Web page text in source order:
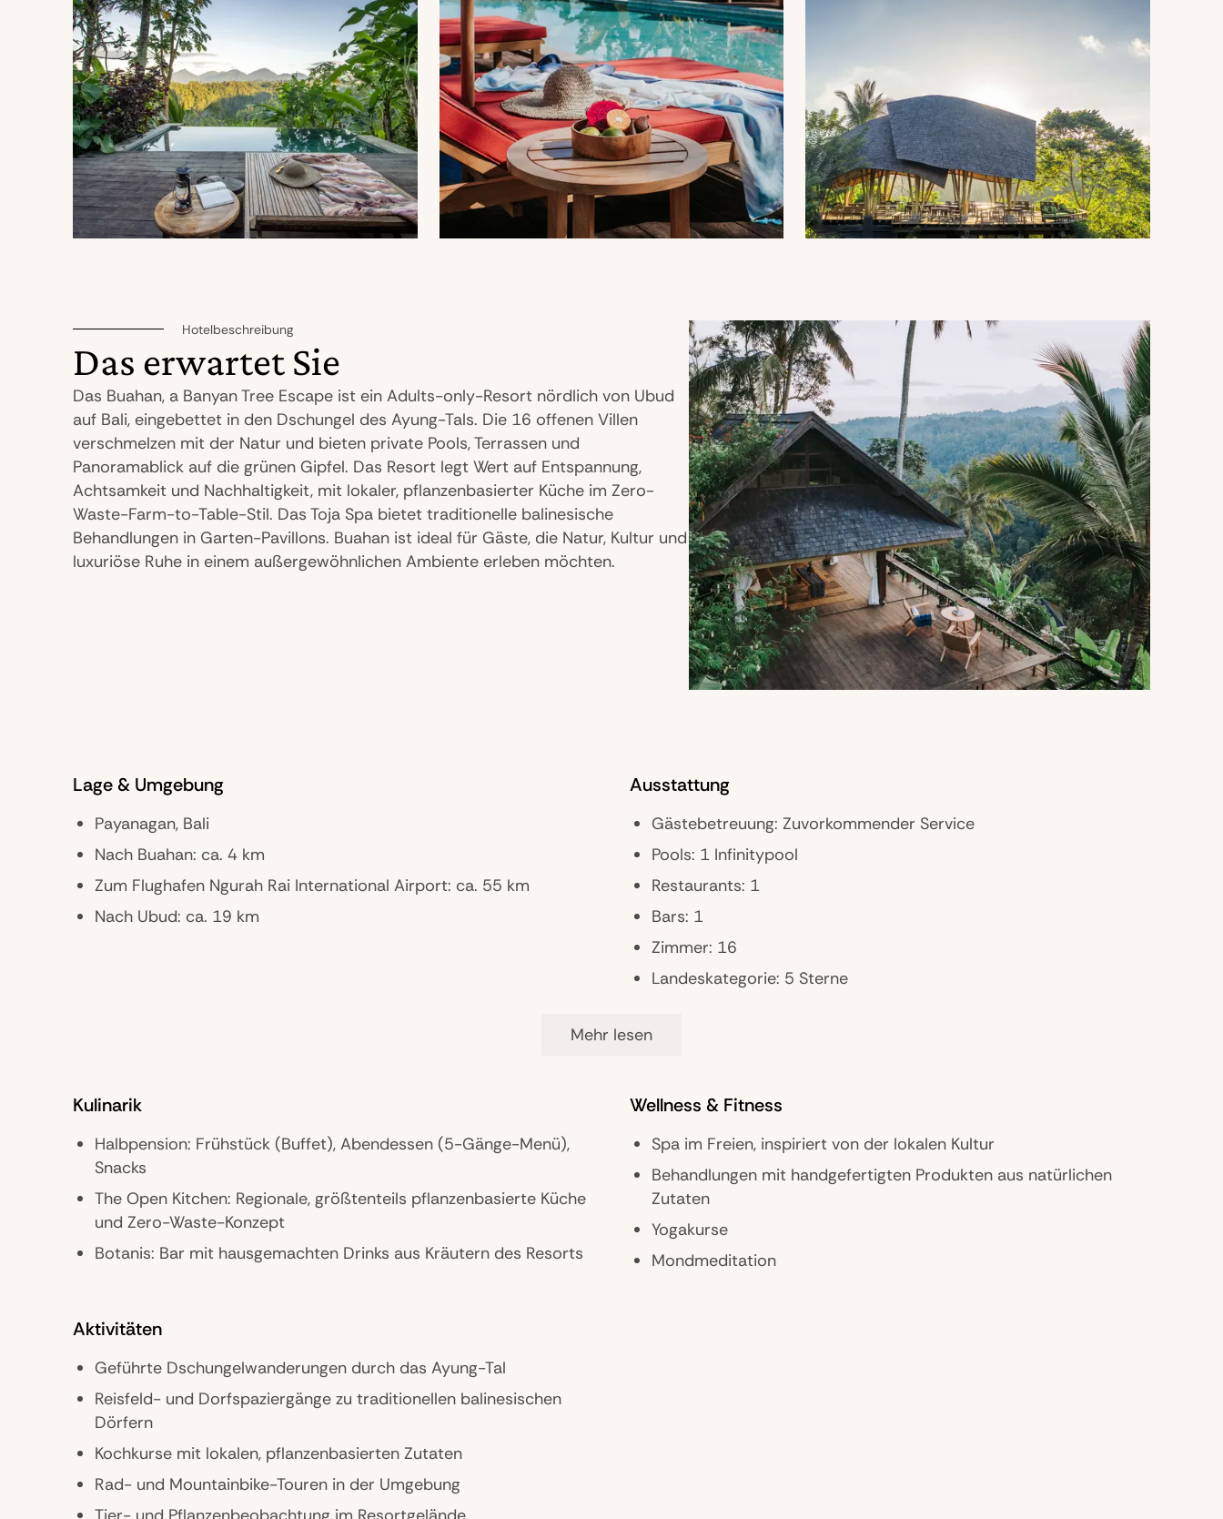
Hotelbeschreibung
Das erwartet Sie
Das Buahan, a Banyan Tree Escape ist ein Adults-only-Resort nördlich von Ubud
auf Bali, eingebettet in den Dschungel des Ayung-Tals. Die 16 offenen Villen
verschmelzen mit der Natur und bieten private Pools, Terrassen und
Panoramablick auf die grünen Gipfel. Das Resort legt Wert auf Entspannung,
Achtsamkeit und Nachhaltigkeit, mit lokaler, pflanzenbasierter Küche im Zero-
Waste-Farm-to-Table-Stil. Das Toja Spa bietet traditionelle balinesische
Behandlungen in Garten-Pavillons. Buahan ist ideal für Gäste, die Natur, Kultur und
luxuriöse Ruhe in einem außergewöhnlichen Ambiente erleben möchten.
Lage & Umgebung
Payanagan, Bali
Nach Buahan: ca. 4 km
Zum Flughafen Ngurah Rai International Airport: ca. 55 km
Nach Ubud: ca. 19 km
Ausstattung
Gästebetreuung: Zuvorkommender Service
Pools: 1 Infinitypool
Restaurants: 1
Bars: 1
Zimmer: 16
Landeskategorie: 5 Sterne
Mehr lesen
Kulinarik
Halbpension: Frühstück (Buffet), Abendessen (5-Gänge-Menü),
Snacks
The Open Kitchen: Regionale, größtenteils pflanzenbasierte Küche
und Zero-Waste-Konzept
Botanis: Bar mit hausgemachten Drinks aus Kräutern des Resorts
Wellness & Fitness
Spa im Freien, inspiriert von der lokalen Kultur
Behandlungen mit handgefertigten Produkten aus natürlichen
Zutaten
Yogakurse
Mondmeditation
Aktivitäten
Geführte Dschungelwanderungen durch das Ayung-Tal
Reisfeld- und Dorfspaziergänge zu traditionellen balinesischen
Dörfern
Kochkurse mit lokalen, pflanzenbasierten Zutaten
Rad- und Mountainbike-Touren in der Umgebung